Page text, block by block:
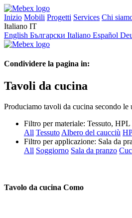
Inizio Mobili Progetti Services Chi
Italiano IT
English Български Italiano Español
Condividere la pagina in:
Tavoli da cucina
Produciamo tavoli da cucina secondo
Filtro per materiale: Tessuto,
All TessutoAlbero del caucciù
Filtro per applicazione: Sala da
All Soggiorno Sala da pranzo
Tavolo da cucina Como